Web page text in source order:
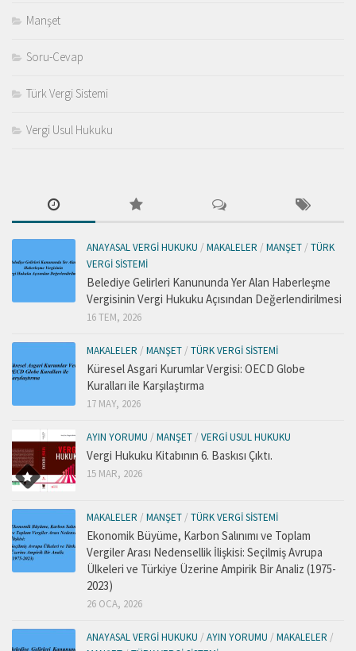
Manşet
Soru-Cevap
Türk Vergi Sistemi
Vergi Usul Hukuku
ANAYASAL VERGI HUKUKU / MAKALELER / MANŞET / TÜRK
VERGI SISTEMI
Belediye Gelirleri Kanununda Yer Alan Haberleşme
Vergisinin Vergi Hukuku Açısından Değerlendirilmesi
16 TEM, 2026
MAKALELER / MANŞET / TÜRK VERGI SISTEMI
Küresel Asgari Kurumlar Vergisi: OECD Globe
Kuralları ile Karşılaştırma
17 MAY, 2026
AYIN YORUMU / MANŞET / VERGI USUL HUKUKU
Vergi Hukuku Kitabının 6. Baskısı Çıktı.
15 MAR, 2026
MAKALELER / MANŞET / TÜRK VERGI SISTEMI
Ekonomik Büyüme, Karbon Salınımı ve Toplam
Vergiler Arası Nedensellik İlişkisi: Seçilmiş Avrupa
Ülkeleri ve Türkiye Üzerine Ampirik Bir Analiz (1975-
2023)
26 OCA, 2026
ANAYASAL VERGI HUKUKU / AYIN YORUMU / MAKALELER /